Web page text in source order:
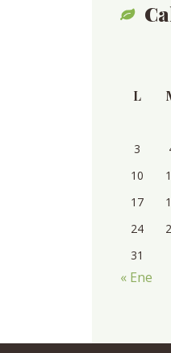
L
3
10
17
24
31
« Ene